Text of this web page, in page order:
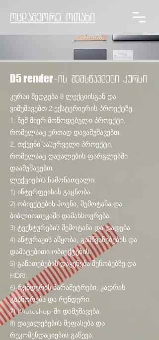
ოცდამეორე ოთახი
D5 render-ის შემსწავლელი კursi
კურსი შედგება 8 ლექციისგან და
ვიმუშავებთ 2 ექსტერიერის პროექტზე.
1. ჩემ მიერ მოწოდებული პროექტი,
რომელსაც ერთად დავამუშავებთ.
2. თქვენი სასურველი პროექტი,
რომელსაც დავალების ფარგლებში
დაამუშავებთ.
ლექციების ჩამონათვალი:
1) ინტერფეისის გაცნობა.
2) ობიექტების პოვნა, შემოტანა და
ბიბლიოთეკაში დამახსოვრება.
3) ტექსტურების შემოტანა და დადება.
4) ანტურაჟის აწყობა, გამწვანებების და
დამატებითი ობიექტების.
5) განათებების დაყენება შენობებზე და
HDRI.
6) რენდერის პარამეტრები, კადრის
გასწორება და რენდერი.
7) Photoshop-ში დამუშავება.
8) დავალებების შეფასება და
რეკომენდაციების გაწევა.